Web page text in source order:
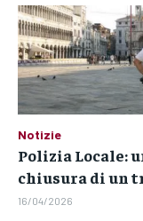
Notizie
Polizia Locale:
chiusura di un
16/04/2026